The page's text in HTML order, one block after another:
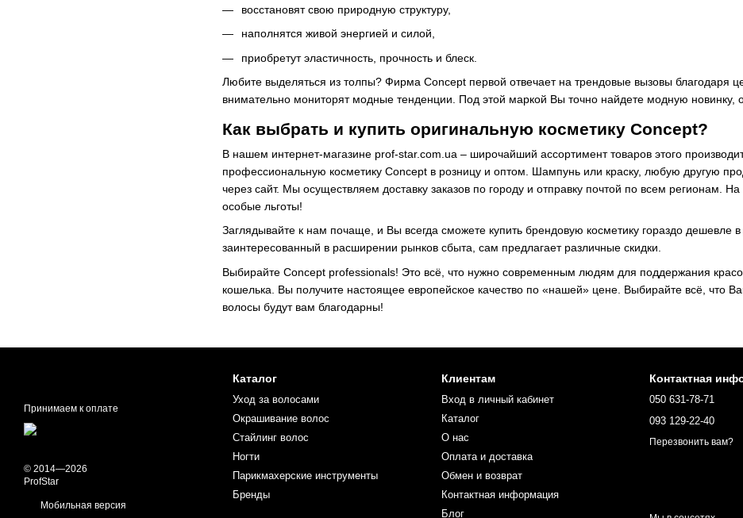
восстановят свою природную структуру,
наполнятся живой энергией и силой,
приобретут эластичность, прочность и блеск.
Любите выделяться из толпы? Фирма Concept первой отвечает на трендовые вызовы благодаря
внимательно мониторят модные тенденции. Под этой маркой Вы точно найдете модную новинку,
Как выбрать и купить оригинальную косметику Concept?
В нашем интернет-магазине prof-star.com.ua – широчайший ассортимент товаров этого
профессиональную косметику Concept в розницу и оптом. Шампунь или краску, любую другую
через сайт. Мы осуществляем доставку заказов по городу и отправку почтой по всем регионам.
особые льготы!
Заглядывайте к нам почаще, и Вы всегда сможете купить брендовую косметику гораздо дешевле
заинтересованный в расширении рынков сбыта, сам предлагает различные скидки.
Выбирайте Concept professionals! Это всё, что нужно современным людям для поддержания
кошелька. Вы получите настоящее европейское качество по «нашей» цене. Выбирайте всё, что
волосы будут вам благодарны!
Принимаем к оплате
© 2014—2026
ProfStar
Мобильная версия
Каталог
Уход за волосами
Окрашивание волос
Стайлинг волос
Ногти
Парикмахерские инструменты
Бренды
Клиентам
Вход в личный кабинет
Каталог
О нас
Оплата и доставка
Обмен и возврат
Контактная информация
Блог
Контактная
050 631-78-71
093 129-22-40
Перезвонить вам?